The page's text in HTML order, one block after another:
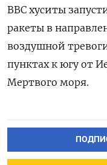
ВВС хуситы
ракеты в
воздушной
пунктах к югу от
Мертвого моря.